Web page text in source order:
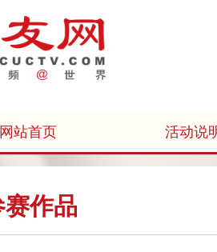
网站首页 活动说
赛作品